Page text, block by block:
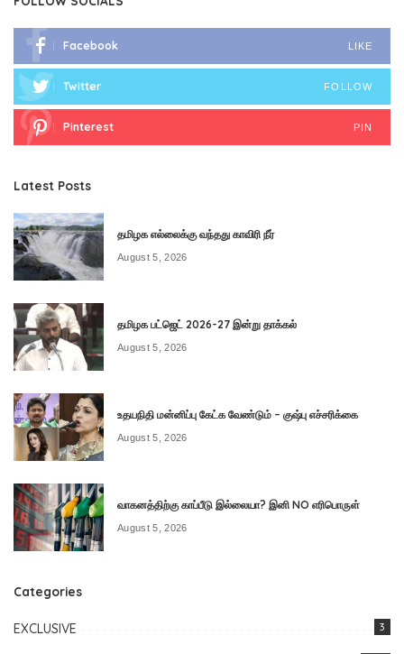
Facebook LIKE
Twitter FOLLOW
Pinterest PIN
Latest Posts
தமிழக எல்லைக்கு வந்தது காவிரி நீர்
August 5, 2026
தமிழக பட்ஜெட் 2026-27 இன்று தாக்கல்
August 5, 2026
உதயநிதி மன்னிப்பு கேட்க வேண்டும் – குஷ்பு எச்சரிக்கை
August 5, 2026
வாகனத்திற்கு காப்பீடு இல்லையா? இனி NO எரிபொருள்
August 5, 2026
Categories
EXCLUSIVE 3